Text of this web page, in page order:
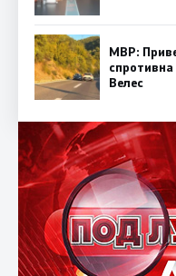
МВР:
спротивна
Велес